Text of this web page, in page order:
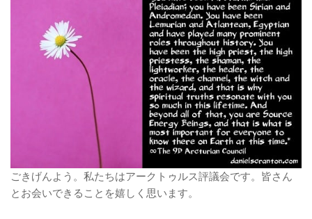
ごきげんよう。私たちはアークトゥルス評議会です。皆さん
とお会いできることを嬉しく思います。